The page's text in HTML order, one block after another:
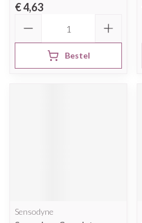
€ 4,63
Bestel
Sensodyne